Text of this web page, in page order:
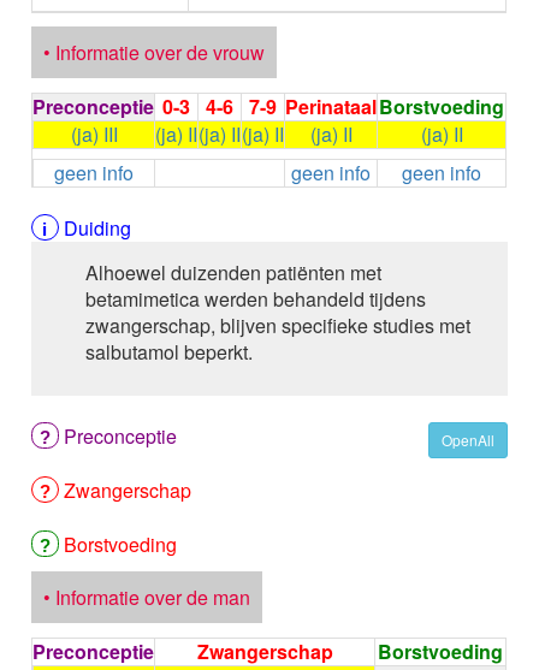
ALBUTREPENONACOG ALFA
Stollingsfactor IX; Factor IX
ALCOHOL
ETHANOL
ALECTINIB
ALEMTUZUMAB
ALENDRONAAT
ALENDRONAAT / VITAMINE D3 / CACO3
ALFENTANYL HCl
ALFUZOSINE
ALGELDRAAT
ALGELDRAAT / MAGNESIUM HYDROXYDE
CARBONAAT
ALGLUCOSIDASE alfa
ALITRETINOINE
ALIZAPRIDE
ALLOPURINOL
ALMOTRIPTAN
ALOGLIPTINE benzoaat
• Informatie over de vrouw
Preconceptie 0-3 4-6 7-9 PerinataalBorstvoeding
(ja) III
(ja) II(ja) II(ja) II (ja) II
(ja) II
geen info
geen info
geen info
Duiding
Alhoewel duizenden patiënten met
betamimetica werden behandeld tijdens
zwangerschap, blijven specifieke studies met
salbutamol beperkt.
OpenAll
Preconceptie
Zwangerschap
Borstvoeding
• Informatie over de man
Preconceptie
Zwangerschap
Borstvoeding